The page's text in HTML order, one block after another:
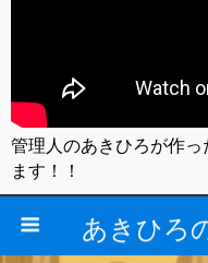
あきひろ
管理人のあきひろが作
ます！！